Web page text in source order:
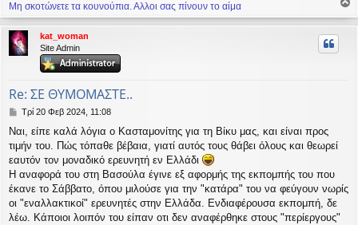
Μη σκοτώνετε τα κουνούπια. Αλλοι σας πίνουν το αίμα
ο
ρ
kat_woman
Site Admin
Re: ΣΕ ΘΥΜΟΜΑΣΤΕ..
Δ
μ
ο
σ
υ
η
Τρί 20 Φεβ 2024, 11:08
Ναι, είπε καλά λόγια ο Κασταμονίτης για τη Βίκυ μας, και είναι προς
τιμήν του. Πώς τόπαθε βέβαια, γιατί αυτός τους θάβει όλους και θεωρεί
εαυτόν τον μοναδικό ερευνητή εν Ελλάδι
Η αναφορά του στη Βασούλα έγινε εξ αφορμής της εκπομπής του που
έκανε το Σάββατο, όπου μιλούσε για την "κατάρα" του να φεύγουν νωρίς
οι "εναλλακτικοί" ερευνητές στην Ελλάδα. Ενδιαφέρουσα εκπομπή, δε
λέω. Κάποιοι λοιπόν του είπαν οτι δεν αναφέρθηκε στους "περίεργους"